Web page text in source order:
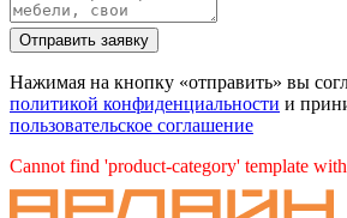
Нажимая на кнопку «отправить» вы
политикой конфиденциальности и
пользовательское соглашение
Cannot find 'product-category' template